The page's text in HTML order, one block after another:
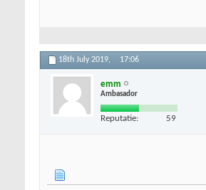
18th July 2019, 17:06
emm
Ambasador
Reputatie: 59